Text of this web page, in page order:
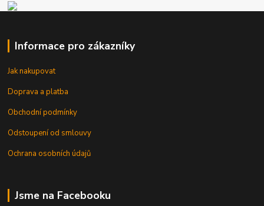
Informace pro zákazníky
Jak nakupovat
Doprava a platba
Obchodní podmínky
Odstoupení od smlouvy
Ochrana osobních údajů
Jsme na Facebooku